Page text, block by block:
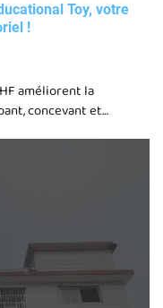
Toy, votre
!
améliorent la
concevant et